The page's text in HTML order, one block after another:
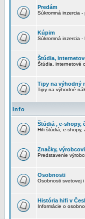
Predám
Súkromná inzercia -
Kúpim
Súkromná inzercia -
Štúdia,
Štúdia, internetové
Tipy na výhodný
Tipy na výhodné
Info
Štúdiá , e-shopy,
Hifi štúdiá, e-shopy,
Značky,
Predstavenie
Osobnosti
Osobnosti svetovej
História hifi v
Informácie o